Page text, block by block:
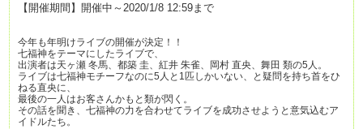
【開催期間】開催中～2020/1/8 12:59まで
今年も年明けライブの開催が決定！！
七福神をテーマにしたライブで、
出演者は天ヶ瀬 冬馬、都築 圭、紅井 朱雀、岡村 直央、舞田 類の5人。
ライブは七福神モチーフなのに5人と1匹しかいない、と疑問を持ち首をひ
ねる直央に、
最後の一人はお客さんかもと類が閃く。
その話を聞き、七福神の力を合わせてライブを成功させようと意気込むア
イドルたち。